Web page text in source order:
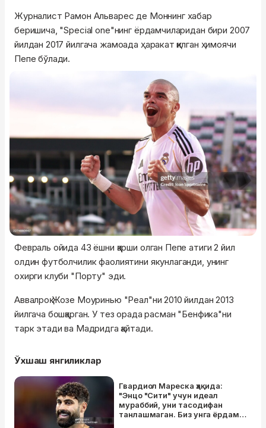
Журналист Рамон Альварес де Моннинг хабар
беришича, "Special one"нинг ёрдамчиларидан бири 2007
йилдан 2017 йилгача жамоада ҳаракат қилган ҳимоячи
Пепе бўлади.
Февраль ойида 43 ёшни қарши олган Пепе атиги 2 йил
олдин футболчилик фаолиятини якунлаганди, унинг
охирги клуби "Порту" эди.
Аввалроқ Жозе Моуринью "Реал"ни 2010 йилдан 2013
йилгача бошқарган. У тез орада расман "Бенфика"ни
тарк этади ва Мадридга қайтади.
Ўхшаш янгиликлар
Гвардиол Мареска ҳақида:
"Энцо "Сити" учун идеал
мураббий, уни тасодифан
танлашмаган. Биз унга ёрдам